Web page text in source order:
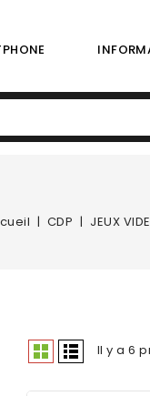
CDP JEUX
Il y a 6